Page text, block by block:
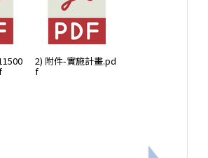
2) 附件-實施計畫.pd
f